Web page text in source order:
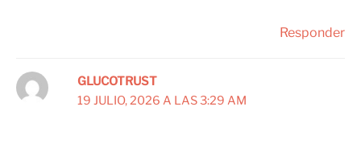
Responder
GLUCOTRUST
19 JULIO, 2026 A LAS 3:29 AM